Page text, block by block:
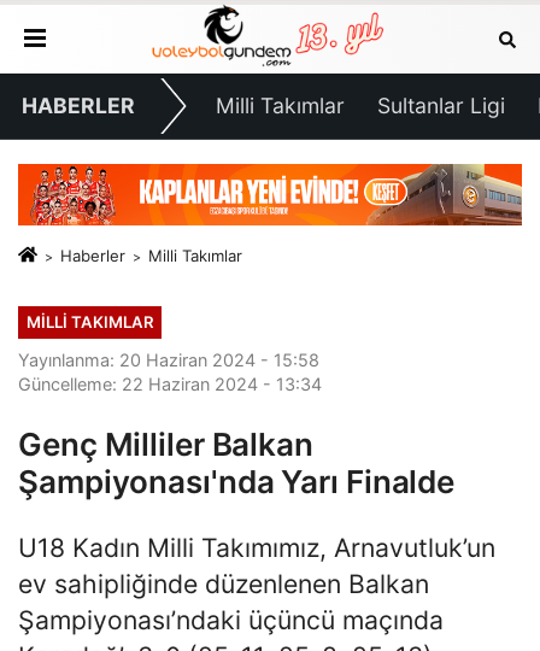
HABERLER Milli Takımlar Sultanlar Ligi
Haberler Milli Takımlar
MILLI TAKIMLAR
Yayınlanma: 20 Haziran 2024 - 15:58
Güncelleme: 22 Haziran 2024 - 13:34
Genç Milliler Balkan
Şampiyonası'nda Yarı Finalde
U18 Kadın Milli Takımımız, Arnavutluk’un
ev sahipliğinde düzenlenen Balkan
Şampiyonası’ndaki üçüncü maçında